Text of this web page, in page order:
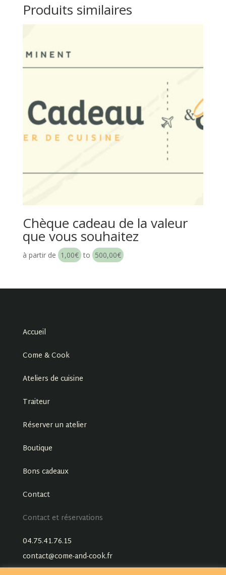
CAKE
ET
Produits similaires
Chèque cadeau de la valeur
que vous souhaitez
à partir de 1,00€ to 500,00€
Accueil
Come & Cook
Ateliers de cuisine
Traiteur
Réserver un atelier
Boutique
Bons cadeaux
Contact
Contact et réservations
04.75.41.76.15
contact@come-and-cook.fr